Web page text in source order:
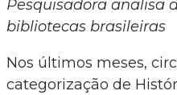
Pesquisadora analisa
bibliotecas brasileiras
Nos últimos meses,
categorização de